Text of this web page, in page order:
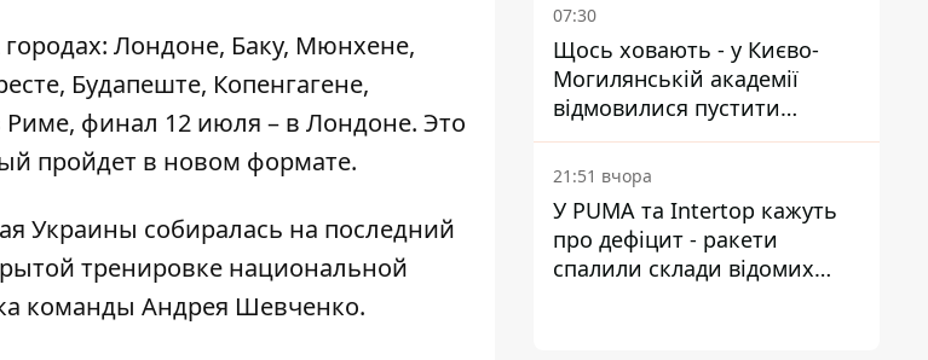
Лондоне, Баку, Мюнхене,
Будапеште, Копенгагене,
финал 12 июля – в Лондоне. Это
пройдет в новом формате.
Украины собиралась на последний
тренировке национальной
команды Андрея Шевченко.
07:30
Щось ховають - у Києво-
Могилянській академії
відмовилися пустити
комісію з охорони пам'яток
на територію
21:51 вчора
У PUMA та Intertop кажуть
про дефіцит - ракети
спалили склади відомих